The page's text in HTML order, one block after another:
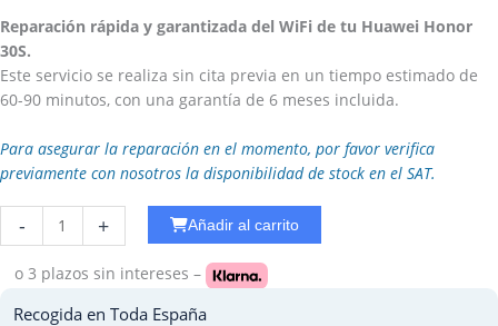
Reparación rápida y garantizada del WiFi de tu Huawei Honor
30S.
Este servicio se realiza sin cita previa en un tiempo estimado de
60-90 minutos, con una garantía de 6 meses incluida.
Para asegurar la reparación en el momento, por favor verifica
previamente con nosotros la disponibilidad de stock en el SAT.
-
Cambiar
Camara
Trasera
Huawei
Mate
+ Añadir al carrito
o 3 plazos sin intereses –
Recogida en Toda España